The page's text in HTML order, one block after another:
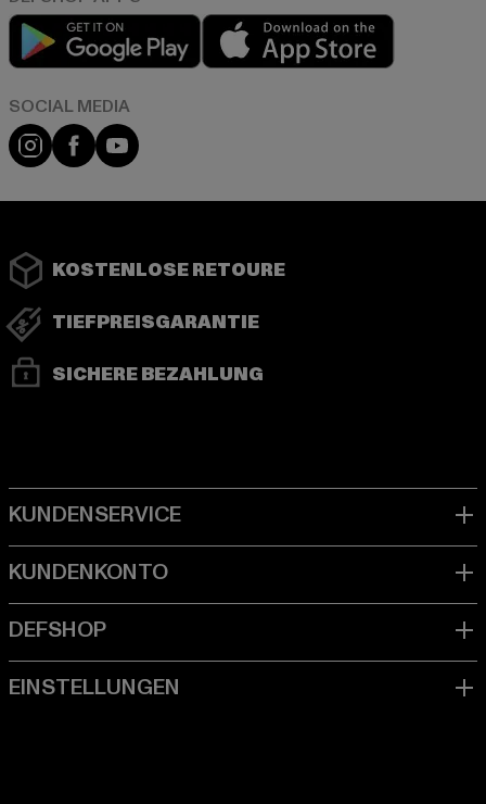
Play market
Instagram
FacebookYouTube
KOSTENLOSE RETOURE
TIEFPREISGARANTIE
SICHERE BEZAHLUNG